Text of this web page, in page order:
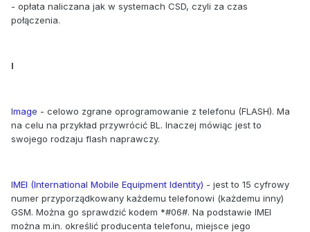
- opłata naliczana jak w systemach CSD, czyli za czas
połączenia.
I
Image - celowo zgrane oprogramowanie z telefonu (FLASH). Ma
na celu na przykład przywrócić BL. Inaczej mówiąc jest to
swojego rodzaju flash naprawczy.
IMEI (International Mobile Equipment Identity) - jest to 15 cyfrowy
numer przyporządkowany każdemu telefonowi (każdemu inny)
GSM. Można go sprawdzić kodem *#06#. Na podstawie IMEI
można m.in. określić producenta telefonu, miejsce jego